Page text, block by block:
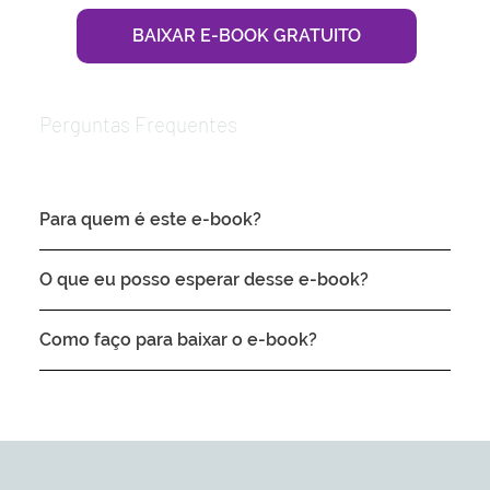
BAIXAR E-BOOK GRATUITO
Perguntas Frequentes
Para quem é este e-book?
O que eu posso esperar desse e-book?
Como faço para baixar o e-book?